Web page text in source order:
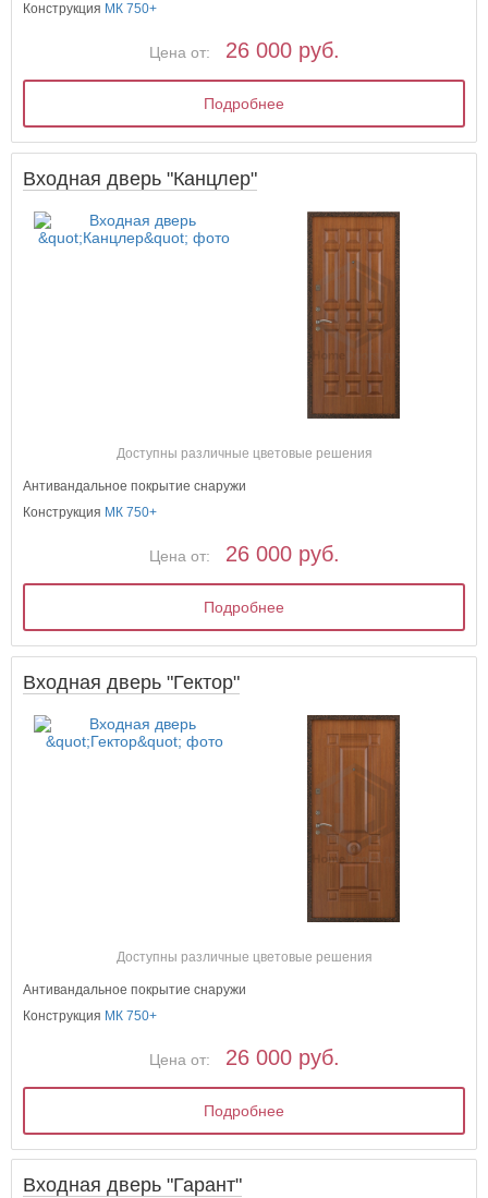
Конструкция МК 750+
Цена от: 26 000 руб.
Подробнее
Входная дверь "Канцлер"
Доступны различные цветовые решения
Антивандальное покрытие снаружи
Конструкция МК 750+
Цена от: 26 000 руб.
Подробнее
Входная дверь "Гектор"
Доступны различные цветовые решения
Антивандальное покрытие снаружи
Конструкция МК 750+
Цена от: 26 000 руб.
Подробнее
Входная дверь "Гарант"